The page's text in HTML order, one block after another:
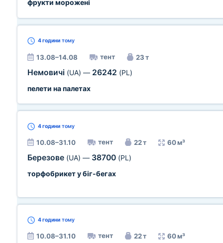
фрукти морожені
4 години тому
13.08–14.08 тент 23 т
Немовичі (UA) — 26242 (PL)
пелети на палетах
4 години тому
10.08–31.10 тент 22 т 60 м³
Березове (UA) — 38700 (PL)
торфобрикет у біг-бегах
4 години тому
10.08–31.10 тент 22 т 60 м³